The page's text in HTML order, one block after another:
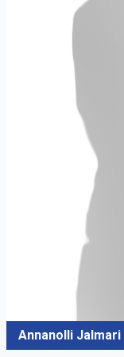
Annanolli Jalmari